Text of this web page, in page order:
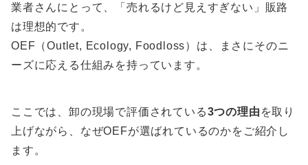
業者さんにとって、「売れるけど見えすぎない」販路
は理想的です。
OEF（Outlet, Ecology, Foodloss）は、まさにそのニ
ーズに応える仕組みを持っています。
ここでは、卸の現場で評価されている3つの理由 を取り
上げながら、なぜOEFが選ばれているのかをご紹介し
ます。